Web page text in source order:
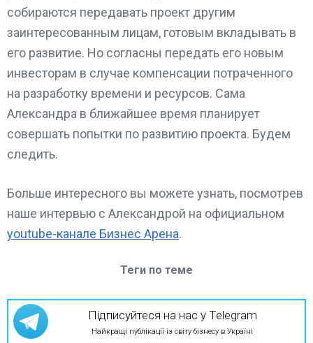
собираются передавать проект другим
заинтересованным лицам, готовым вкладывать в
его развитие. Но согласны передать его новым
инвесторам в случае компенсации потраченного
на разработку времени и ресурсов. Сама
Александра в ближайшее время планирует
совершать попытки по развитию проекта. Будем
следить.
Больше интересного вы можете узнать, посмотрев
наше интервью с Александрой на официальном
youtube-канале Бизнес Арена.
Теги по теме
Підписуйтеся на нас у Telegram
Найкращі публікації із світу бізнесу в Україні